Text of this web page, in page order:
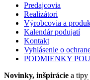
Predajcovia
Realizátori
Výrobcovia a
Kalendár podujatí
Kontakt
Vyhlásenie o
PODMIENKY
Novinky, inšpirácie a tipy